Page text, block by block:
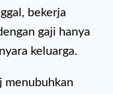
bekerja
gaji hanya
keluarga.
menubuhkan